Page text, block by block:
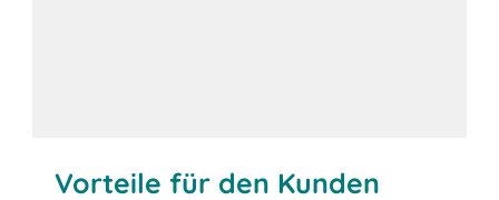
Vorteile für den Kunden